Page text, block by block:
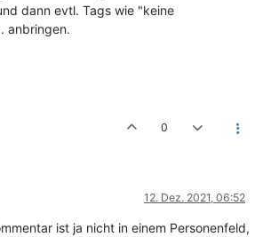
dann evtl. Tags wie "keine
anbringen.
0
12. Dez. 2021, 06:52
ist ja nicht in einem Personenfeld,